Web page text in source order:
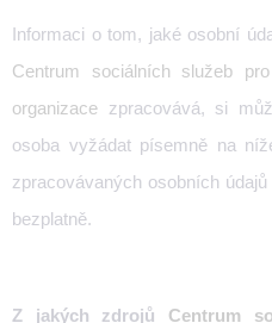
Informaci o tom, jaké osobní
Centrum sociálních služeb
organizace zpracovává, si
osoba vyžádat písemně na
zpracovávaných osobních
bezplatně.
Z jakých zdrojů Centrum